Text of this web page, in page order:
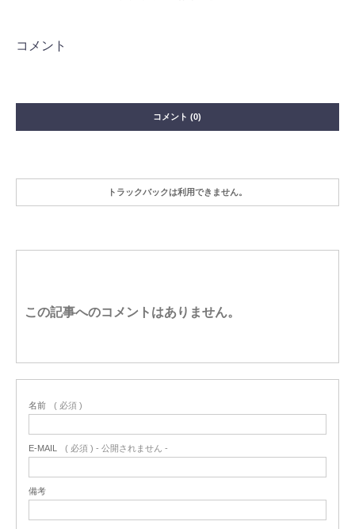
コメント
コメント (0)
トラックバックは利用できません。
この記事へのコメントはありません。
名前 ( 必須 )
E-MAIL ( 必須 ) - 公開されません -
備考